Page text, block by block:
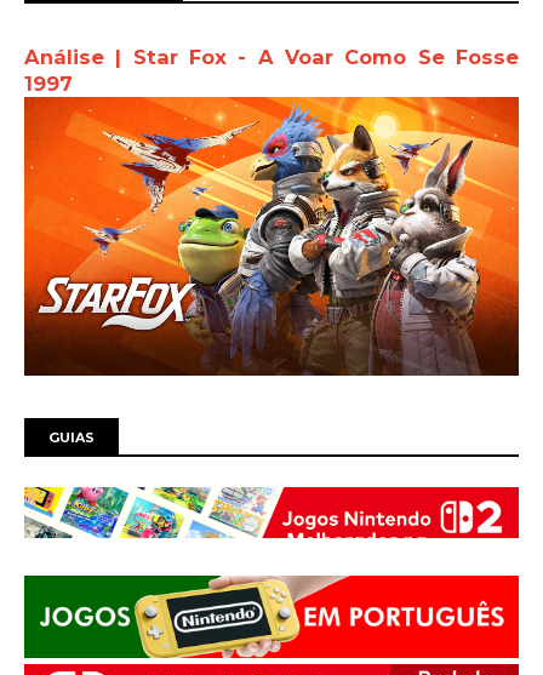
Análise | Star Fox - A Voar Como Se Fosse
1997
GUIAS